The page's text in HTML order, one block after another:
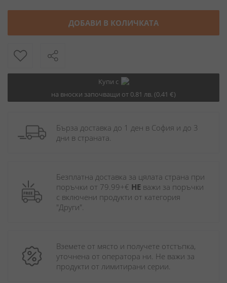
ДОБАВИ В КОЛИЧКАТА
Купи с
на вноски започващи от 0.81 лв. (0.41 €)
Бърза доставка до 1 ден в София и до 3
дни в страната.
Безплатна доставка за цялата страна при
поръчки от 79.99+€ НЕ важи за поръчки
с включени продукти от категория
"Други".
Вземете от място и получете отстъпка,
уточнена от оператора ни. Не важи за
продукти от лимитирани серии.